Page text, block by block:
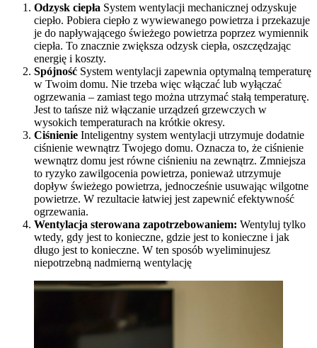
Odzysk ciepła System wentylacji mechanicznej odzyskuje
ciepło. Pobiera ciepło z wywiewanego powietrza i przekazuje
je do napływającego świeżego powietrza poprzez wymiennik
ciepła. To znacznie zwiększa odzysk ciepła, oszczędzając
energię i koszty.
Spójność System wentylacji zapewnia optymalną temperaturę
w Twoim domu. Nie trzeba więc włączać lub wyłączać
ogrzewania – zamiast tego można utrzymać stałą temperaturę.
Jest to tańsze niż włączanie urządzeń grzewczych w
wysokich temperaturach na krótkie okresy.
Ciśnienie Inteligentny system wentylacji utrzymuje dodatnie
ciśnienie wewnątrz Twojego domu. Oznacza to, że ciśnienie
wewnątrz domu jest równe ciśnieniu na zewnątrz. Zmniejsza
to ryzyko zawilgocenia powietrza, ponieważ utrzymuje
dopływ świeżego powietrza, jednocześnie usuwając wilgotne
powietrze. W rezultacie łatwiej jest zapewnić efektywność
ogrzewania.
Wentylacja sterowana zapotrzebowaniem: Wentyluj tylko
wtedy, gdy jest to konieczne, gdzie jest to konieczne i jak
długo jest to konieczne. W ten sposób wyeliminujesz
niepotrzebną nadmierną wentylację